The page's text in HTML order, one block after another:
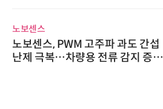
노보센스
노보센스, PWM 고주파 과도 간섭
난제 극복…차량용 전류 감지 증폭